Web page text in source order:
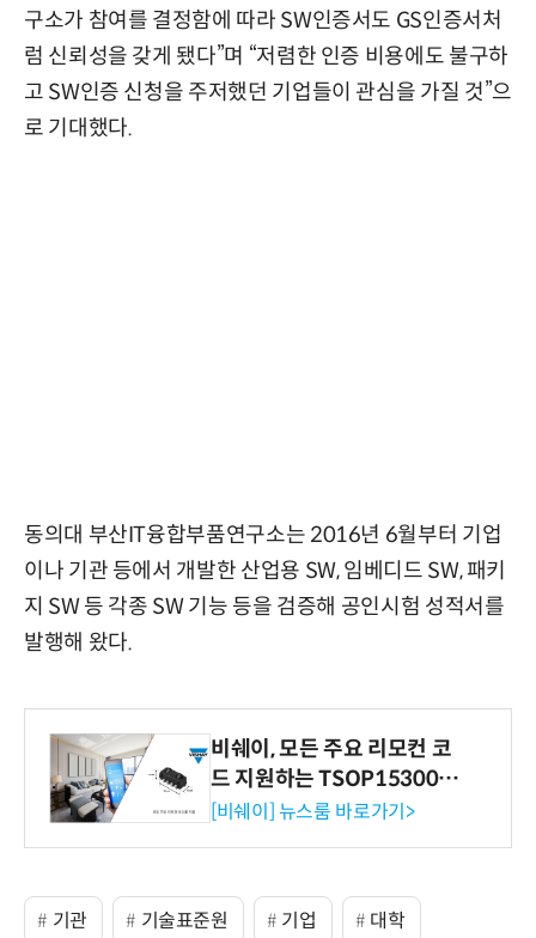
구소가 참여를 결정함에 따라 SW인증서도 GS인증서처
럼 신뢰성을 갖게 됐다”며 “저렴한 인증 비용에도 불구하
고 SW인증 신청을 주저했던 기업들이 관심을 가질 것”으
로 기대했다.
동의대 부산IT융합부품연구소는 2016년 6월부터 기업
이나 기관 등에서 개발한 산업용 SW, 임베디드 SW, 패키
지 SW 등 각종 SW 기능 등을 검증해 공인시험 성적서를
발행해 왔다.
비쉐이, 모든 주요 리모컨 코
드 지원하는 TSOP15300 시
리즈 IR 수신기 출시
[비쉐이] 뉴스룸 바로가기>
기관 기술표준원 기업 대학